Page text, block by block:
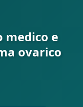
e
ovarico